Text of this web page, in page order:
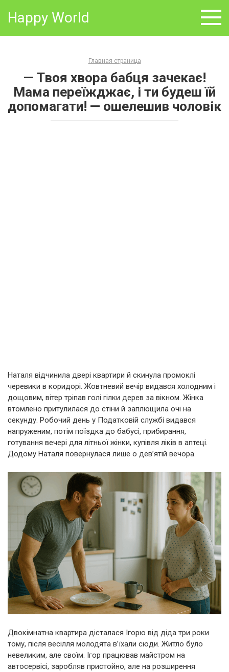
Happy World
Главная страница
— Твоя хвора бабця зачекає!
Мама переїжджає, і ти будеш їй
допомагати! — ошелешив чоловік
Наталя відчинила двері квартири й скинула промоклі
черевики в коридорі. Жовтневий вечір видався холодним і
дощовим, вітер тріпав голі гілки дерев за вікном. Жінка
втомлено притулилася до стіни й заплющила очі на
секунду. Робочий день у Податковій службі видався
напруженим, потім поїздка до бабусі, прибирання,
готування вечері для літньої жінки, купівля ліків в аптеці.
Додому Наталя повернулася лише о дев’ятій вечора.
Двокімнатна квартира дісталася Ігорю від діда три роки
тому, після весілля молодята в’їхали сюди. Житло було
невеликим, але своїм. Ігор працював майстром на
автосервісі, заробляв пристойно, але на розширення